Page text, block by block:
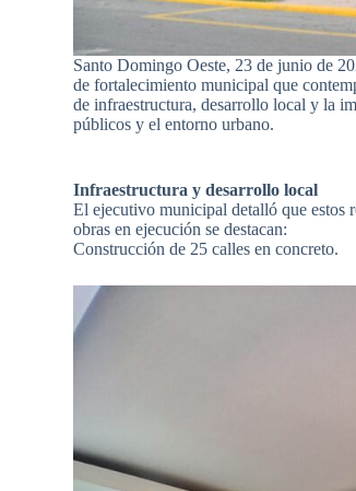
Santo Domingo Oeste, 23 de junio de
de fortalecimiento municipal que
de infraestructura, desarrollo local y la
públicos y el entorno urbano.
Infraestructura y desarrollo local
El ejecutivo municipal detalló que estos
obras en ejecución se destacan:
Construcción de 25 calles en concreto.